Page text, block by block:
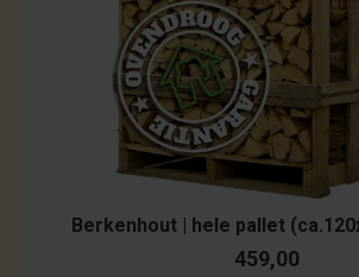
Berkenhout | hele pallet
459,00